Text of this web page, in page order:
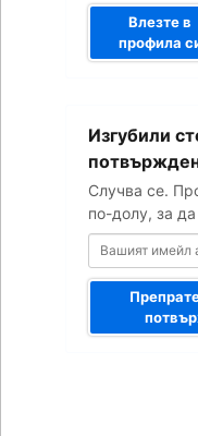
Влезте в
профила
Изгубили
Случва се.
по-долу, за
имейл
адрес